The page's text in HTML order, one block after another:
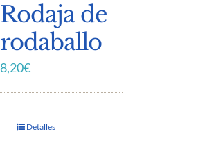
Rodaja de
rodaballo
8,20€
Detalles